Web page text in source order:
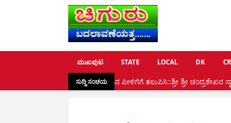
ಮುಖಪುಟ STATE LOCAL DK
ಸುದ್ದಿ ಸಂಚಯ
ಮೌಲ್ಯ ಮುಂದಿನ ಪೀಳಿಗೆಗೆ ತಲುಪಿಸಿ::ಶ್ರೀ ಶ್ರೀ ಚಂದ್ರಶೇಖರ ಸ್ವಾಮೀಜಿ, ಧರ್ಮಸೇವೆಗೆ